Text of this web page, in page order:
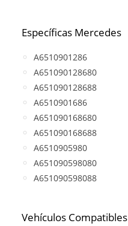
Específicas Mercedes
A6510901286
A651090128680
A651090128688
A6510901686
A651090168680
A651090168688
A6510905980
A651090598080
A651090598088
Vehículos Compatibles